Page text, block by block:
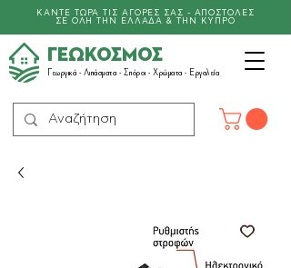
ΚΑΝΤΕ ΤΩΡΑ ΤΙΣ ΑΓΟΡΕΣ ΣΑΣ - ΑΠΟΣΤΟΛΕΣ
ΣΕ ΟΛΗ ΤΗΝ ΕΛΛΑΔΑ & ΤΗΝ ΚΥΠΡΟ
ΓΕΩΚΟΣΜΟΣ
Γεωργικά - Λιπάσματα - Σπόροι - Χρώματα - Εργαλεία